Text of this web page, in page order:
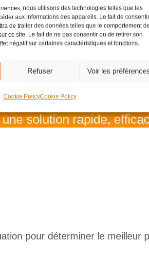
nous utilisons des technologies telles que les
aux informations des appareils. Le fait de
de traiter des données telles que le comportement
ce site. Le fait de ne pas consentir ou de retirer son
négatif sur certaines caractéristiques et fonctions.
Refuser Voir les
Cookie PolicyCookie Policy
avec une invasion
gâcher votre
solution rapide,
pour déterminer le meilleur